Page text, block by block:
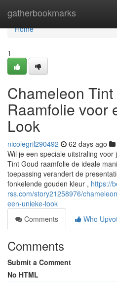
gatherbookmarks
Home
Home
1
Chameleon
Raamfolie voor
Look
nicolegril290492 62 days ago
Wil je een speciale uitstraling
Tint Goud raamfolie de ideale
toepassing verandert de
fonkelende gouden kleur , https://
rss.com/story21258976/
een-unieke-look
Comments
Who
Comments
Submit a Comment
No HTML